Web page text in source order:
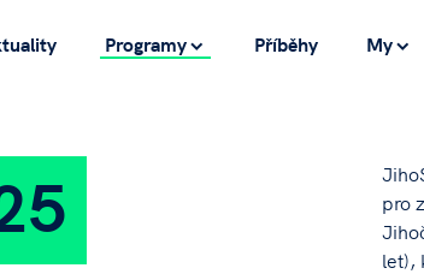
Programy Příběhy My
pro
let),